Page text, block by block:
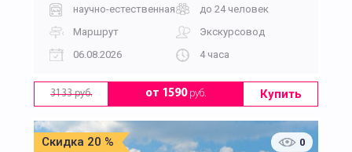
научно-естественная
до 24 человек
Маршрут
Экскурсовод
06.08.2026
4 часа
3133 руб. от 1590руб. Купить
Скидка 20 % 0